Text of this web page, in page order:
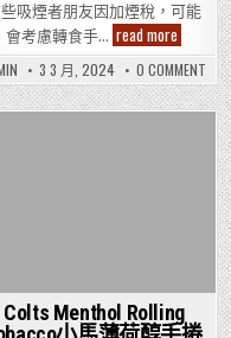
吸煙者朋友因加煙稅，可能
會考慮轉食手… read more
港
又
加
煙
稅，
一
選
擇？
3 3 月, 2024 0 COMMENT ON
香
港
又
加
煙
稅
大
家
點
睇
手
捲
煙
絲
會
是
另
一
Colts Menthol Rolling